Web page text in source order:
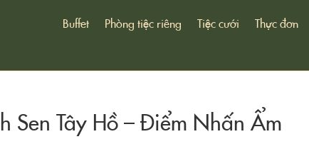
Buffet Phòng tiệc riêng Tiệc cưới Thực đơn
Sen Tây Hồ – Điểm Nhấn Ẩm